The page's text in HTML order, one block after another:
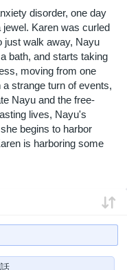
disorder, one day
Karen was curled
just walk away, Nayu
bath, and starts taking
moving from one
strange turn of events,
Nayu and the free-
lives, Nayu's
begins to harbor
is harboring some